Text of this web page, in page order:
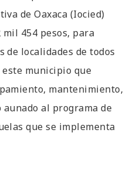
de Oaxaca (Iocied)
454 pesos, para
de localidades de todos
municipio que
mantenimiento,
al programa de
que se implementa